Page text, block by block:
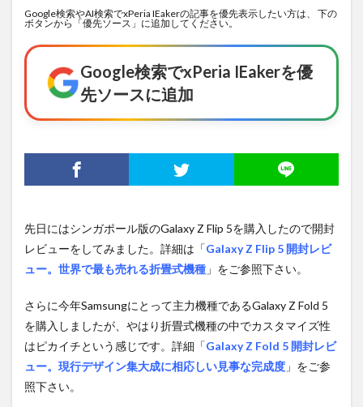
Google検索やAI検索でxPeria IEakerの記事を優先表示したい方は、 下の
ボタンから「優先ソース」に追加してください。
Google検索でxPeria IEakerを優
先ソースに追加
先日にはシンガポール版のGalaxy Z Flip 5を購入したので開封
レビューをしてみました。詳細は「Galaxy Z Flip 5 開封レビ
ュー。世界で最も売れる折畳式機種 」をご参照下さい。
さらに今年Samsungにとって主力機種であるGalaxy Z Fold 5
を購入しましたが、やはり折畳式機種の中でカスタマイズ性
はピカイチという感じです。詳細「Galaxy Z Fold 5 開封レビ
ュー。現行デザイン集大成に相応しい見事な完成度 」をご参
照下さい。